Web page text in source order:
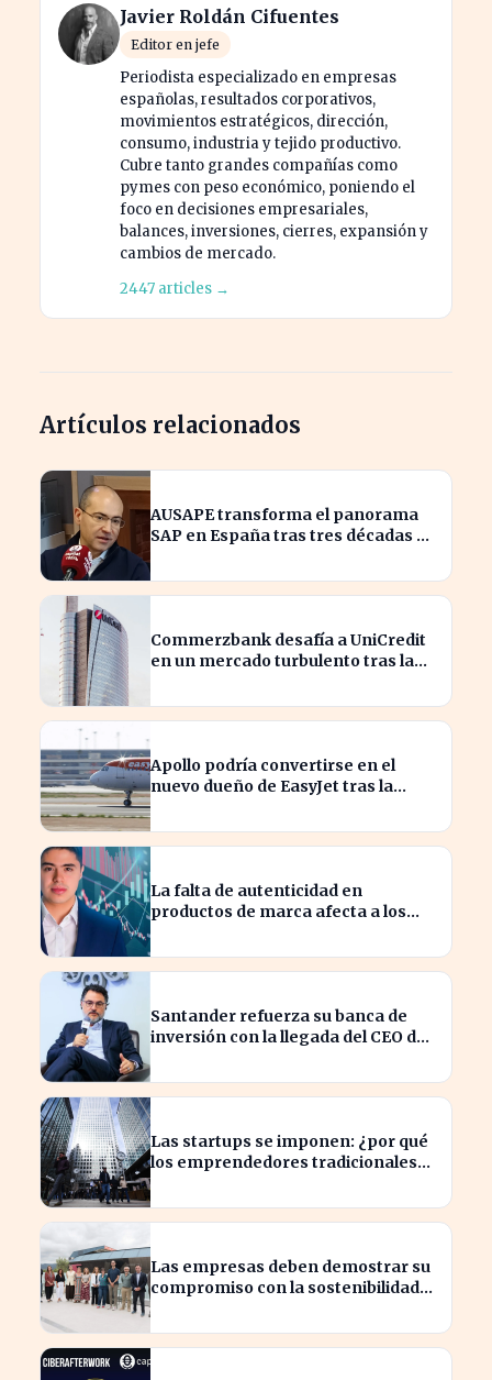
Javier Roldán Cifuentes
Editor en jefe
Periodista especializado en empresas
españolas, resultados corporativos,
movimientos estratégicos, dirección,
consumo, industria y tejido productivo.
Cubre tanto grandes compañías como
pymes con peso económico, poniendo el
foco en decisiones empresariales,
balances, inversiones, cierres, expansión y
cambios de mercado.
2447 articles →
Artículos relacionados
AUSAPE transforma el panorama
SAP en España tras tres décadas de
Commerzbank desafía a UniCredit
en un mercado turbulento tras la
Apollo podría convertirse en el
nuevo dueño de EasyJet tras la
La falta de autenticidad en
productos de marca afecta a los
Santander refuerza su banca de
inversión con la llegada del CEO de
Las startups se imponen: ¿por qué
los emprendedores tradicionales
Las empresas deben demostrar su
compromiso con la sostenibilidad